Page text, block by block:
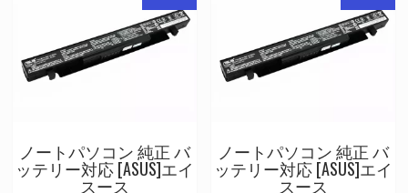
ノートパソコン 純正 バ
ッテリー対応 [ASUS]エイ
スース
ノートパソコン 純正 バ
ッテリー対応 [ASUS]エイ
スース